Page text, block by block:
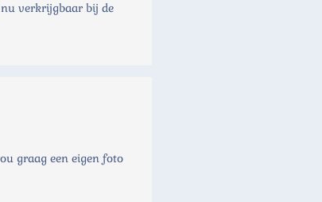
verkrijgbaar bij de
graag een eigen foto